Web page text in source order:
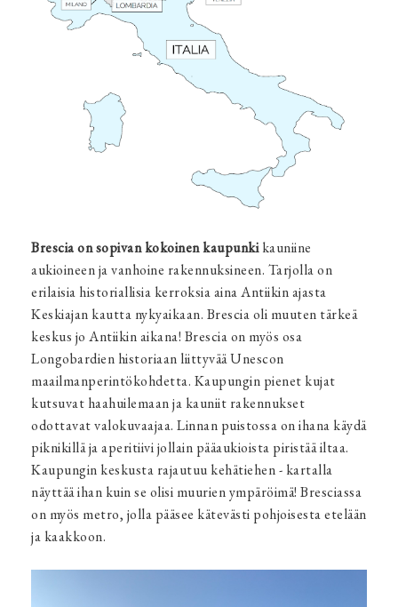
Brescia on sopivan kokoinen kaupunkikauniine
aukioineen ja vanhoine rakennuksineen. Tarjolla on
erilaisia historiallisia kerroksia aina Antiikin ajasta
Keskiajan kautta nykyaikaan. Brescia oli muuten tärkeä
keskus jo Antiikin aikana! Brescia on myös osa
Longobardien historiaan liittyvää Unescon
maailmanperintökohdetta. Kaupungin pienet kujat
kutsuvat haahuilemaan ja kauniit rakennukset
odottavat valokuvaajaa. Linnan puistossa on ihana käydä
piknikillä ja aperitiivi jollain pääaukioista piristää iltaa.
Kaupungin keskusta rajautuu kehätiehen - kartalla
näyttää ihan kuin se olisi muurien ympäröimä! Bresciassa
on myös metro, jolla pääsee kätevästi pohjoisesta etelään
ja kaakkoon.